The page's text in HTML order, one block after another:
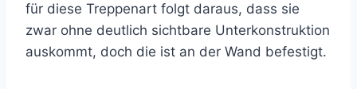
für diese Treppenart folgt daraus, dass sie
zwar ohne deutlich sichtbare Unterkonstruktion
auskommt, doch die ist an der Wand befestigt.